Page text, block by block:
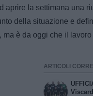
aprire la settimana una
della situazione e
è da oggi che il
ARTICOLI